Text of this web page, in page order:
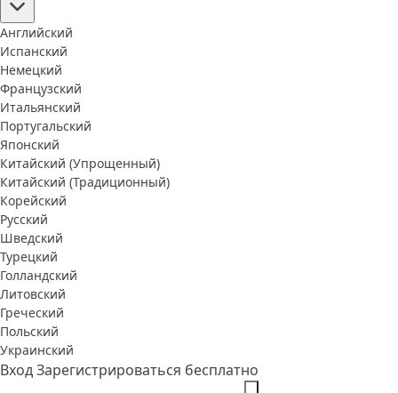
Английский
Испанский
Немецкий
Французский
Итальянский
Португальский
Японский
Китайский (Упрощенный)
Китайский (Традиционный)
Корейский
Русский
Шведский
Турецкий
Голландский
Литовский
Греческий
Польский
Украинский
ВходЗарегистрироваться бесплатно